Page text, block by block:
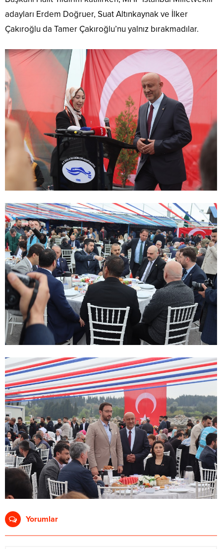
adayları Erdem Doğruer, Suat Altınkaynak ve İlker
Çakıroğlu da Tamer Çakıroğlu’nu yalnız bırakmadılar.
Yorumlar